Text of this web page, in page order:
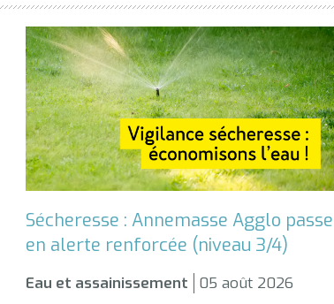
Sécheresse : Annemasse Agglo passe
en alerte renforcée (niveau 3/4)
Eau et assainissement 05 août 2026